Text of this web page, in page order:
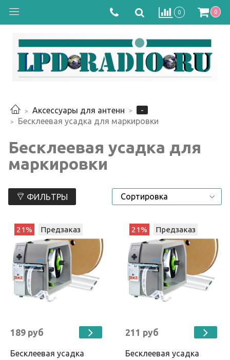
0 0
Аксессуары для антенн
-
Бесклеевая усадка для маркировки
Бесклеевая усадка для
маркировки
ФИЛЬТРЫ
21% Предзаказ
189 руб
Бесклеевая усадка
21% Предзаказ
211 руб
Бесклеевая усадка